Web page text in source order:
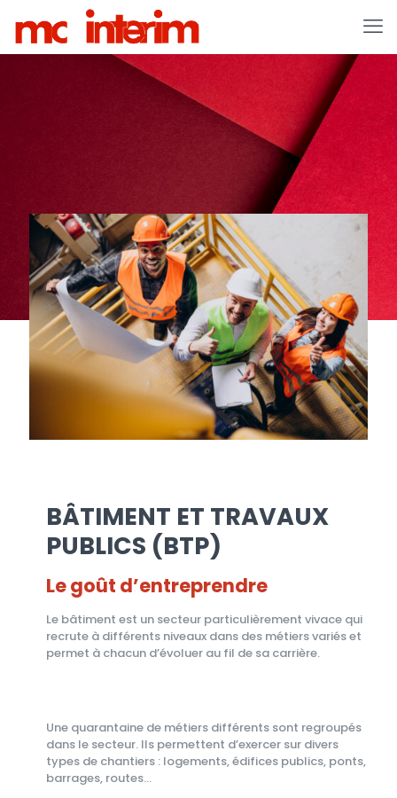
BÂTIMENT ET TRAVAUX
PUBLICS (BTP)
Le goût d’entreprendre
Le bâtiment est un secteur particulièrement vivace qui
recrute à différents niveaux dans des métiers variés et
permet à chacun d’évoluer au fil de sa carrière.
Une quarantaine de métiers différents sont regroupés
dans le secteur. Ils permettent d’exercer sur divers
types de chantiers : logements, édifices publics, ponts,
barrages, routes…